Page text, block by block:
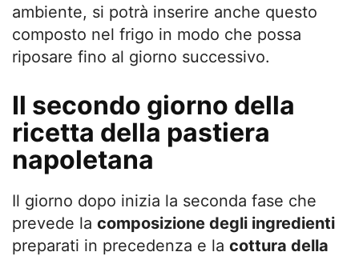
ambiente, si potrà inserire anche questo
composto nel frigo in modo che possa
riposare fino al giorno successivo.
Il secondo giorno della
ricetta della pastiera
napoletana
Il giorno dopo inizia la seconda fase che
prevede la composizione degli ingredienti
preparati in precedenza e la cottura della